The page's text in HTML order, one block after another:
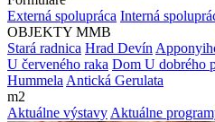
Externá spolupráca Interná
OBJEKTY MMB
Stará radnica Hrad Devín
U červeného raka Dom U dobrého
Hummela Antická Gerulata
m2
Aktuálne výstavy Aktuálne